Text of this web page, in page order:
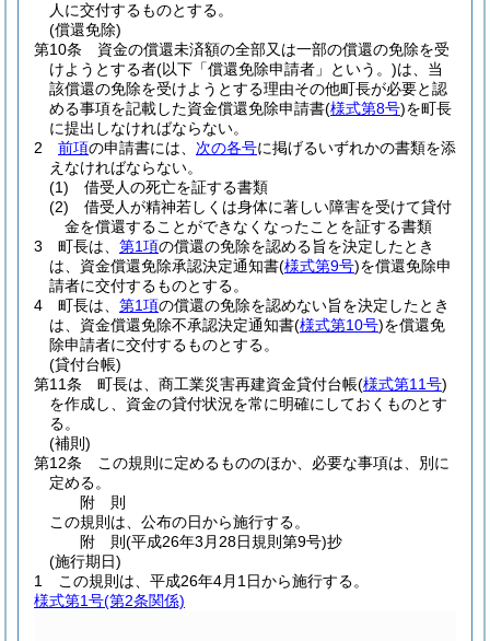
人に交付するものとする。
(償還免除)
第10条
資金の償還未済額の全部又は一部の償還の免除を受
けようとする者(以下「償還免除申請者」という。)は、当
該償還の免除を受けようとする理由その他町長が必要と認
める事項を記載した資金償還免除申請書(様式第8号)を町長
に提出しなければならない。
2
前項の申請書には、 次の各号に掲げるいずれかの書類を添
えなければならない。
(1)
借受人の死亡を証する書類
(2)
借受人が精神若しくは身体に著しい障害を受けて貸付
金を償還することができなくなったことを証する書類
3
町長は、 第1項の償還の免除を認める旨を決定したとき
は、資金償還免除承認決定通知書(様式第9号)を償還免除申
請者に交付するものとする。
4
町長は、 第1項の償還の免除を認めない旨を決定したとき
は、資金償還免除不承認決定通知書(様式第10号)を償還免
除申請者に交付するものとする。
(貸付台帳)
第11条
町長は、商工業災害再建資金貸付台帳(様式第11号)
を作成し、資金の貸付状況を常に明確にしておくものとす
る。
(補則)
第12条
この規則に定めるもののほか、必要な事項は、別に
定める。
附 則
この規則は、公布の日から施行する。
附 則(平成26年3月28日規則第9号)抄
(施行期日)
1
この規則は、平成26年4月1日から施行する。
様式第1号(第2条関係)